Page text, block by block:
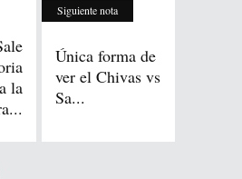
la
Siguiente nota
Única forma de
ver el Chivas vs
Sa...